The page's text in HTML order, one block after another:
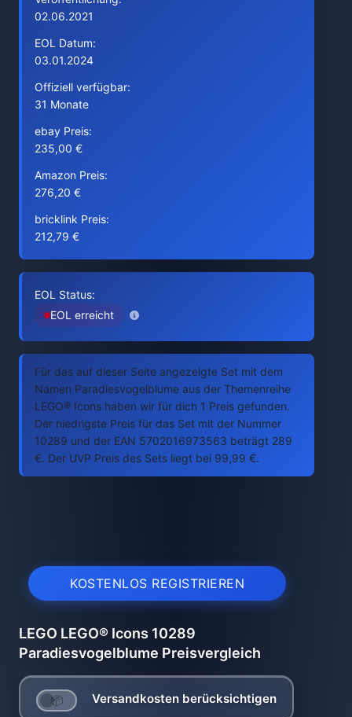
02.06.2021
EOL Datum:
03.01.2024
Offiziell verfügbar:
31 Monate
ebay Preis:
235,00 €
Amazon Preis:
276,20 €
bricklink Preis:
212,79 €
EOL Status:
EOL erreicht
Für das auf dieser Seite angezeigte Set mit dem
Namen Paradiesvogelblume aus der Themenreihe
LEGO® Icons haben wir für dich 1 Preis gefunden.
Der niedrigste Preis für das Set mit der Nummer
10289 und der EAN 5702016973563 beträgt 289
€. Der UVP Preis des Sets liegt bei 99,99 €.
KOSTENLOS REGISTRIEREN
LEGO LEGO® Icons 10289
Paradiesvogelblume Preisvergleich
Versandkosten berücksichtigen